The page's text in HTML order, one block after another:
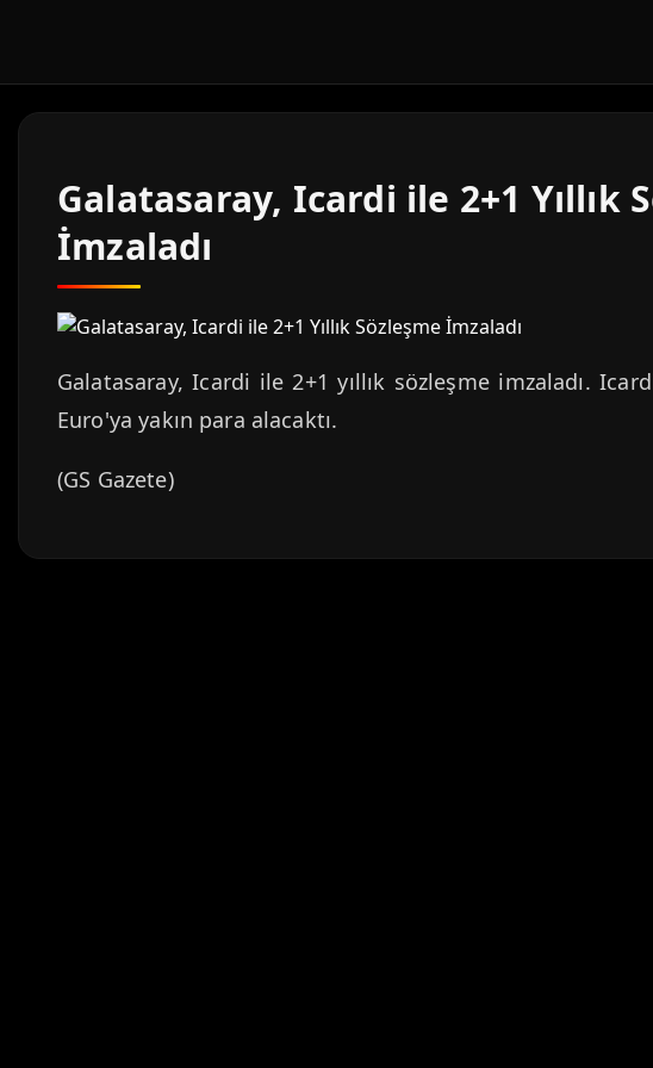
Galatasaray, Icardi ile 2+1 Yıllık
İmzaladı
Galatasaray, Icardi ile 2+1 yıllık sözleşme imzaladı.
Euro'ya yakın para alacaktı.
(GS Gazete)